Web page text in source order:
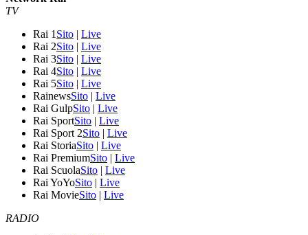
TV
Rai 1 Sito | Live
Rai 2Sito | Live
Rai 3Sito | Live
Rai 4Sito | Live
Rai 5Sito | Live
RainewsSito | Live
Rai GulpSito | Live
Rai SportSito | Live
Rai Sport 2Sito | Live
Rai StoriaSito | Live
Rai PremiumSito | Live
Rai ScuolaSito | Live
Rai YoYoSito | Live
Rai MovieSito | Live
RADIO